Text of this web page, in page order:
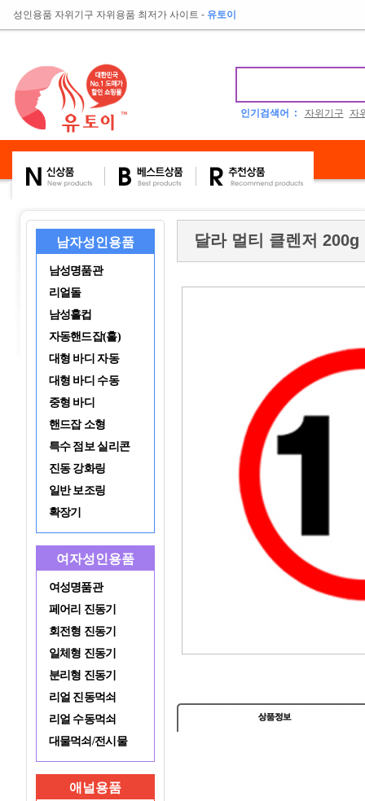
성인용품 자위기구 자위용품 최저가 사이트 - 유토이
인기검색어 : 자위기구 자
남자성인용품
남성명품관
리얼돌
남성홀컵
자동핸드잡(홀)
대형 바디 자동
대형 바디 수동
중형 바디
핸드잡 소형
특수 점보 실리콘
진동 강화링
일반 보조링
확장기
여자성인용품
여성명품관
페어리 진동기
회전형 진동기
일체형 진동기
분리형 진동기
리얼 진동먹쇠
리얼 수동먹쇠
대물먹쇠/전시물
애널용품
달라 멀티 클렌저 200g